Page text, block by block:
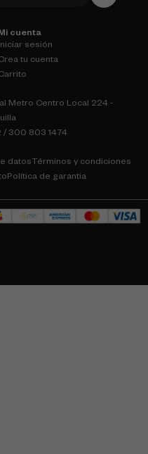
cuenta
sesión
tu cuenta
Metro Centro Local 224 -
300 803 1474
datosTérminos y condiciones
Política de garantia